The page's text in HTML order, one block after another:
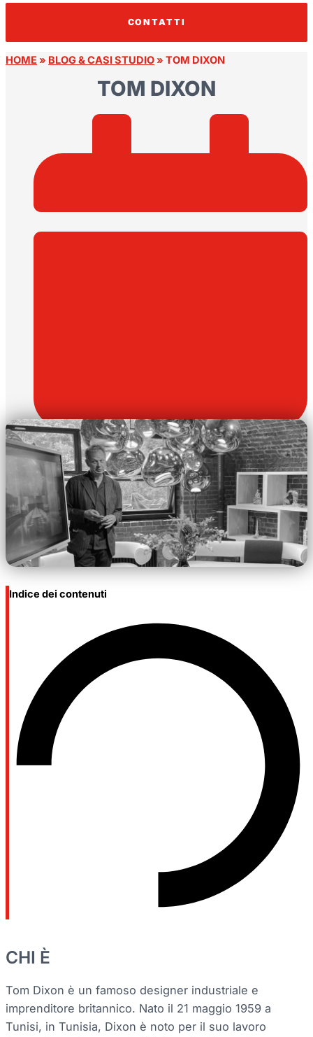
CONTATTI
HOME » BLOG & CASI STUDIO» TOM DIXON
TOM DIXON
Aprile 18, 2026
Indice dei contenuti
CHI È
Tom Dixon è un famoso designer industriale e
imprenditore britannico. Nato il 21 maggio 1959 a
Tunisi, in Tunisia, Dixon è noto per il suo lavoro